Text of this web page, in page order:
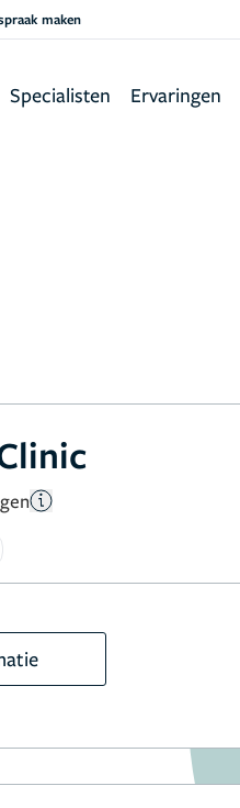
maken
Specialisten Ervaringen